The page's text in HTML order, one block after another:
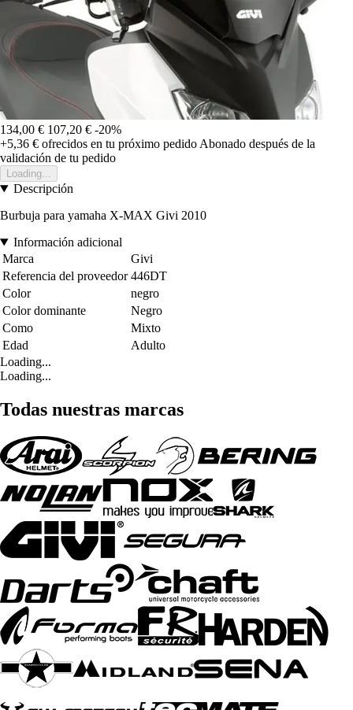
134,00 € 107,20 € -20%
+5,36 € ofrecidos en tu próximo pedido Abonado después de la
validación de tu pedido
Loading...
Descripción
Burbuja para yamaha X-MAX Givi 2010
Información adicional
Marca
Givi
Referencia del proveedor 446DT
Color
negro
Color dominante
Negro
Como
Mixto
Edad
Adulto
Loading...
Loading...
Todas nuestras marcas